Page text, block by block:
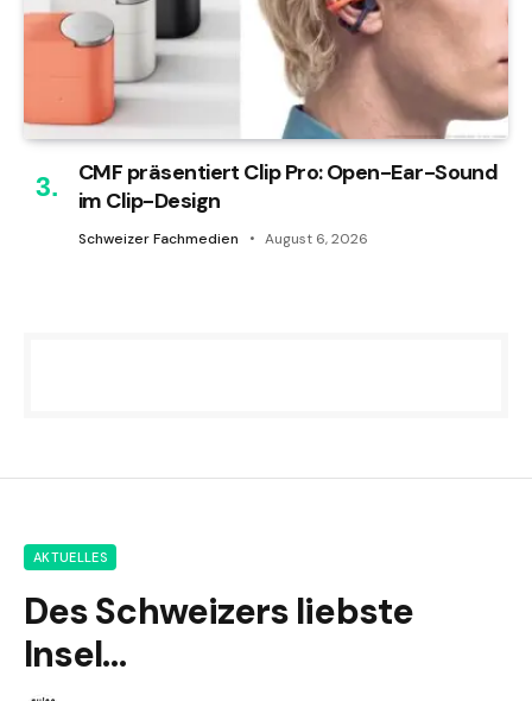
CMF präsentiert Clip Pro: Open-Ear-Sound
im Clip-Design
Schweizer Fachmedien August 6, 2026
AKTUELLES
Des Schweizers liebste
Insel…